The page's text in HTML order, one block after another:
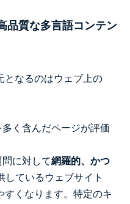
品質な多言語コンテン
となるのはウェブ上の
く含んだページが評価
に対して網羅的、かつ
しているウェブサイト
すくなります。特定のキ